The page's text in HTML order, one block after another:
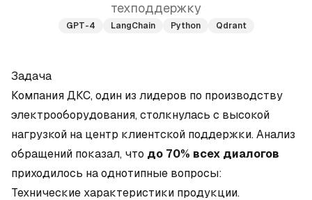
техподдержку
GPT-4 LangChain Python Qdrant
Задача
Компания ДКС, один из лидеров по производству
электрооборудования, столкнулась с высокой
нагрузкой на центр клиентской поддержки. Анализ
обращений показал, что до 70% всех диалогов
приходилось на однотипные вопросы:
Технические характеристики продукции.